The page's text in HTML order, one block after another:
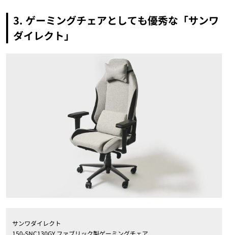
3. ゲーミングチェアとしても優秀な「サンワ
ダイレクト」
サンワダイレクト
150-SNC130GY ファブリック製ゲーミングチェア